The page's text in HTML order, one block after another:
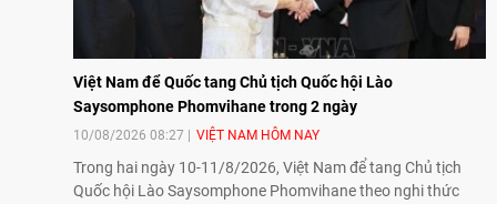
Việt Nam để Quốc tang Chủ tịch Quốc hội Lào
Saysomphone Phomvihane trong 2 ngày
10/08/2026 08:27 VIỆT NAM HÔM NAY
Trong hai ngày 10-11/8/2026, Việt Nam để tang Chủ tịch
Quốc hội Lào Saysomphone Phomvihane theo nghi thức